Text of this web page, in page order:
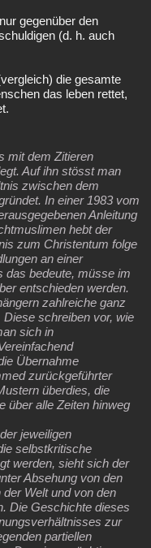
gegenüber den
(d. h. auch
die gesamte
das leben rettet,
mit dem Zitieren
Auf ihn stösst man
zwischen dem
In einer 1983 vom
Anleitung
hebt der
zum Christentum folge
an einer
das bedeute, müsse im
entschieden werden.
zahlreiche ganz
schreiben vor, wie
sich in
Übernahme
zurückgeführter
überdies, die
über alle Zeiten hinweg
jeweiligen
selbstkritische
werden, sieht sich der
Absehung von den
Welt und von den
Die Geschichte dieses
zur
partiellen